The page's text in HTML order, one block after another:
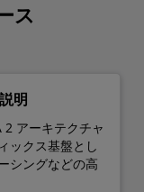
ス
明
アーキテクチャ
ックス基盤とし
シングなどの高